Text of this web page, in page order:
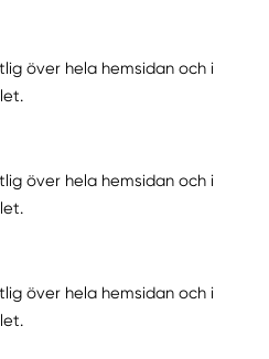
över hela hemsidan och i
över hela hemsidan och i
över hela hemsidan och i